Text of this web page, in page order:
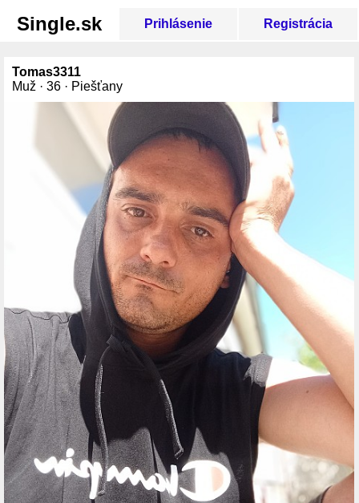
Single.sk Prihlásenie Registrácia
Tomas3311
Muž · 36 · Piešťany